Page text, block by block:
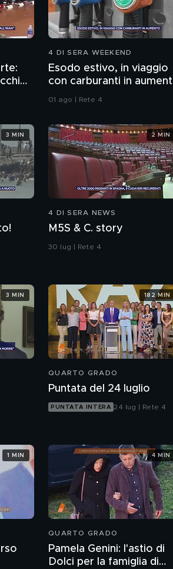
4 DI SERA WEEKEND
Esodo estivo, in viaggio
con carburanti in
01 ago | Rete 4
3 MIN
4 DI SERA NEWS
M5S & C. story
30 lug | Rete 4
2 MIN
3 MIN
QUARTO GRADO
Puntata del 24 luglio
PUNTATA INTERA 24 lug | Rete 4
182 MIN
1 MIN
QUARTO GRADO
Pamela Genini: l'astio di
Dolci per la famiglia di
4 MIN